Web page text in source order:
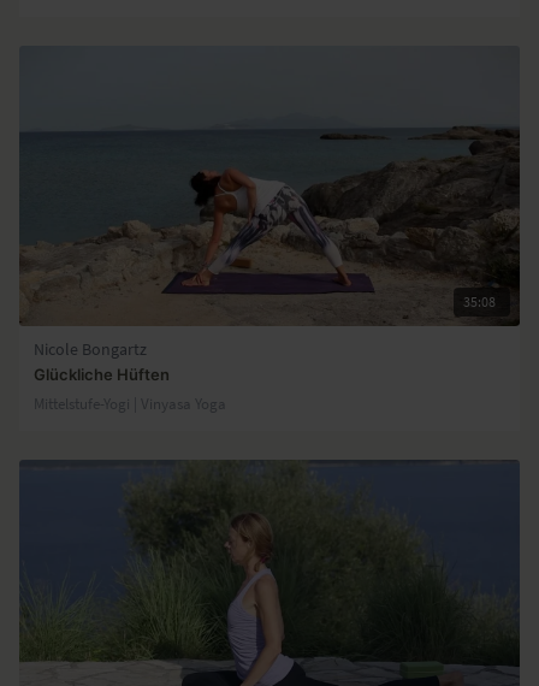
35:08
Nicole Bongartz
Glückliche Hüften
Mittelstufe-Yogi | Vinyasa Yoga